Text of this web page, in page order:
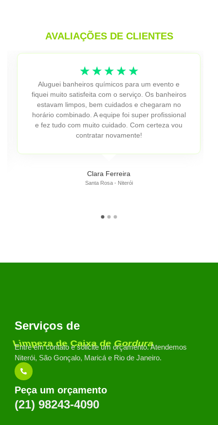
AVALIAÇÕES DE CLIENTES
Clara Ferreira
Santa Rosa - Niterói
☆ ☆ ☆ ☆ ☆
Aluguei banheiros químicos para um evento e
fiquei muito satisfeita com o serviço. Os banheiros
estavam limpos, bem cuidados e chegaram no
horário combinado. A equipe foi super profissional
e fez tudo com muito cuidado. Com certeza vou
contratar novamente!
Serviços de
Desentupimento de Ralos
Entre em contato e solicite um orçamento. Atendemos
Niterói, São Gonçalo, Maricá e Rio de Janeiro.
Peça um orçamento
(21) 98243-4090